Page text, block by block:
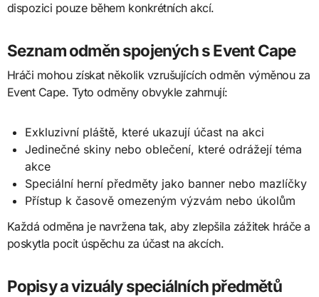
dispozici pouze během konkrétních akcí.
Seznam odměn spojených s Event Cape
Hráči mohou získat několik vzrušujících odměn výměnou za
Event Cape. Tyto odměny obvykle zahrnují:
Exkluzivní pláště, které ukazují účast na akci
Jedinečné skiny nebo oblečení, které odrážejí téma
akce
Speciální herní předměty jako banner nebo mazlíčky
Přístup k časově omezeným výzvám nebo úkolům
Každá odměna je navržena tak, aby zlepšila zážitek hráče a
poskytla pocit úspěchu za účast na akcích.
Popisy a vizuály speciálních předmětů